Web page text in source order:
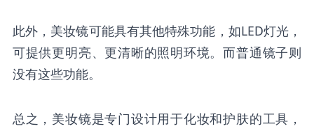
此外，美妆镜可能具有其他特殊功能，如LED灯光，
可提供更明亮、更清晰的照明环境。而普通镜子则
没有这些功能。
总之，美妆镜是专门设计用于化妆和护肤的工具，